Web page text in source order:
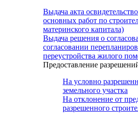
Выдача акта
основных работ по
материнского капитала)
Выдача решения о
согласовании
переустройства жилого
Предоставление
На условно
земельного участка
На отклонение от
разрешенного